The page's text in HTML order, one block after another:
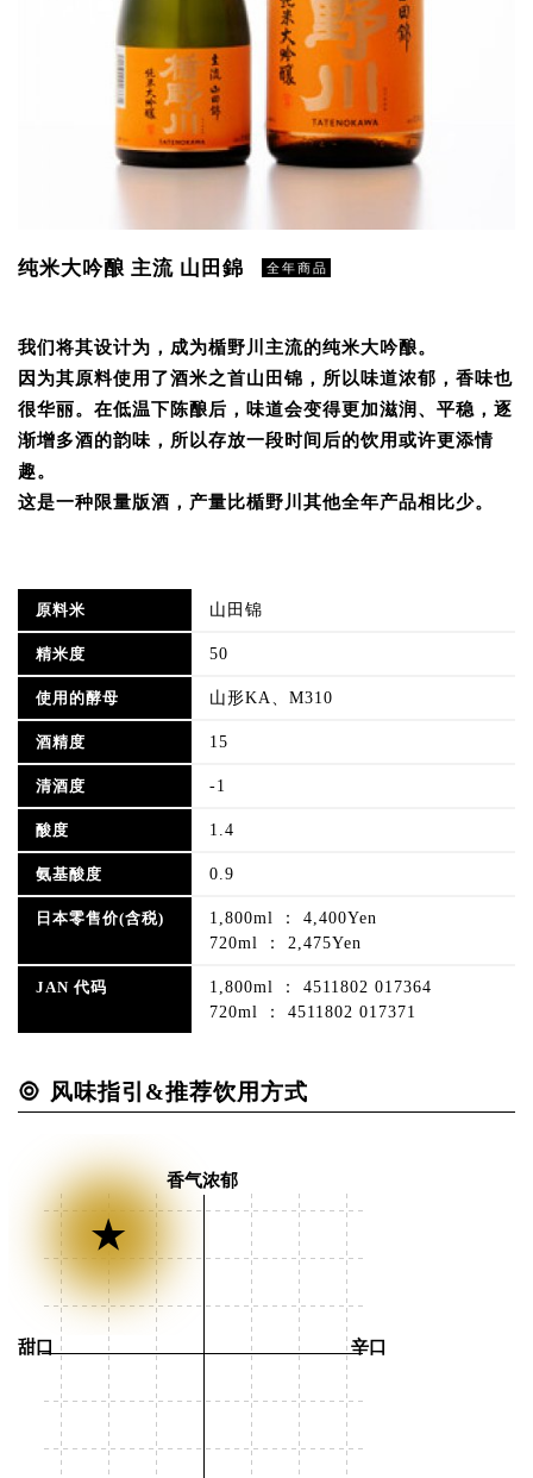
纯米大吟酿 主流 山田錦 全年商品
我们将其设计为，成为楯野川主流的纯米大吟酿。
因为其原料使用了酒米之首山田锦，所以味道浓郁，香味也
很华丽。在低温下陈酿后，味道会变得更加滋润、平稳，逐
渐增多酒的韵味，所以存放一段时间后的饮用或许更添情
趣。
这是一种限量版酒，产量比楯野川其他全年产品相比少。
原料米 山田锦
精米度 50
使用的酵母 山形KA、M310
酒精度 15
清酒度 -1
酸度 1.4
氨基酸度 0.9
日本零售价(含税)
1,800ml ： 4,400Yen
720ml ： 2,475Yen
JAN 代码
1,800ml ： 4511802 017364
720ml ： 4511802 017371
风味指引&推荐饮用方式
香气浓郁
辛口
甜口